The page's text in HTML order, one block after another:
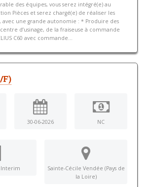
des équipes, vous serez intégré(e) au
Pièces et serez chargé(e) de réaliser les
avec une grande autonomie : * Produire des
d’usinage, de la fraiseuse à commande
C60 avec commande...
F)
30-06-2026 NC
Sainte-Cécile Vendée (Pays de
la Loire)